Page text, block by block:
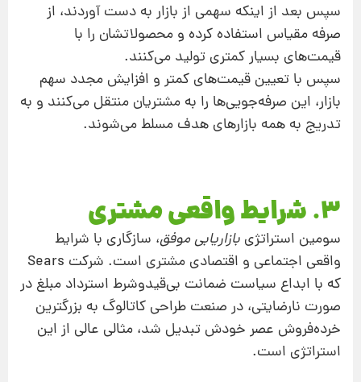
سپس بعد از اینکه سهمی از بازار به دست آوردند، از
صرفه‌ مقیاس استفاده کرده و محصولاتشان را با
قیمت‌های بسیار کمتری تولید می‌کنند.
سپس با تعیین قیمت‌های کمتر و افزایش مجدد سهم
بازار، این صرفه‌جویی‌ها را به مشتریان منتقل می‌کنند و به
تدریج به همه بازارهای هدف مسلط می‌شوند.
3. شرایط واقعی مشتری
سومین استراتژی بازاریابی موفق، سازگاری با شرایط
واقعی اجتماعی و اقتصادی مشتری است. شرکت Sears
که با ابداع سیاست ضمانت بی‌قیدوشرط استرداد مبلغ در
صورت نارضایتی، در صنعت طراحی کاتالوگ به بزرگترین
خرده‌فروش عصر خودش تبدیل شد، مثالی عالی از این
استراتژی است.